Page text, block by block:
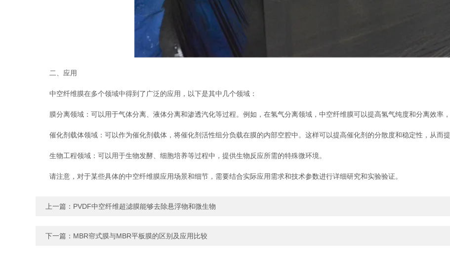
二、应用
中空纤维膜在多个领域中得到了广泛的应用，以下是其中几个领域：
膜分离领域：可以用于气体分离、液体分离和渗透汽化等过程。例如，在氢气分离领域，中空纤维膜可以提高氢气纯度和分离效率，
催化剂载体领域：可以作为催化剂载体，将催化剂活性组分负载在膜的内部空腔中。这样可以提高催化剂的分散度和稳定性，从而提
生物工程领域：可以用于生物发酵、细胞培养等过程中，提供生物反应所需的特殊微环境。
请注意，对于某些具体的中空纤维膜应用场景和细节，需要结合实际应用需求和技术参数进行详细研究和实验验证。
上一篇： PVDF中空纤维超滤膜能够去除悬浮物和微生物
下一篇： MBR帘式膜与MBR平板膜的区别及应用比较